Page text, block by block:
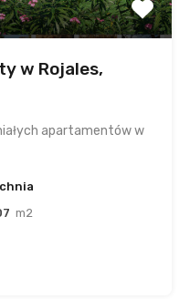
w Rojales,
apartamentów w
m2